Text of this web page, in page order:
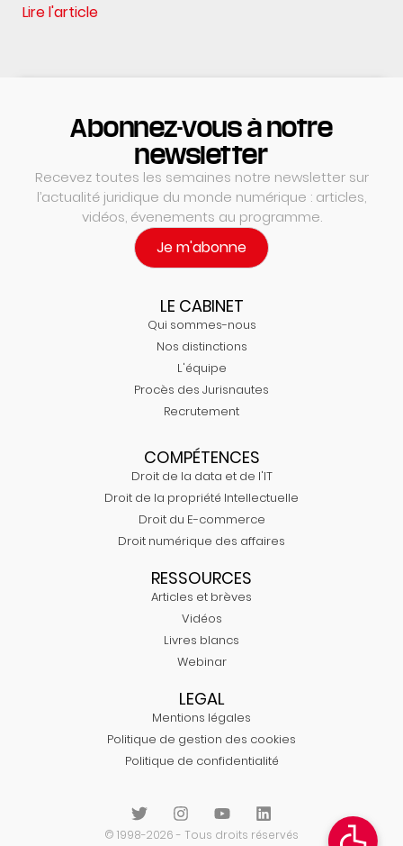
Lire l'article
Abonnez-vous à notre
newsletter
Recevez toutes les semaines notre newsletter sur
l’actualité juridique du monde numérique : articles,
vidéos, évenements au programme.
Je m'abonne
LE CABINET
Qui sommes-nous
Nos distinctions
L'équipe
Procès des Jurisnautes
Recrutement
COMPÉTENCES
Droit de la data et de l'IT
Droit de la propriété Intellectuelle
Droit du E-commerce
Droit numérique des affaires
RESSOURCES
Articles et brèves
Vidéos
Livres blancs
Webinar
LEGAL
Mentions légales
Politique de gestion des cookies
Politique de confidentialité
© 1998-2026 - Tous droits réservés